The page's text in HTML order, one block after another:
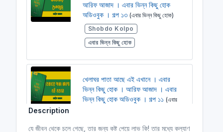
আরিফ আজাদ । এবার ভিন্ন কিছু হোক
অডিওবুক । গল্প ১৩ (এবার ভিন্ন কিছু হোক)
Shobdo Kolpo
এবার ভিন্ন কিছু হোক
খেলাঘর পাতা আছে এই এখানে । এবার
ভিন্ন কিছু হোক । আরিফ আজাদ । এবার
ভিন্ন কিছু হোক অডিওবুক । গল্প ১১ (এবার
Description
যে জীবন থেকে চলে গেছে, তার জন্য কষ্ট পেয়ে লাভ কি! তার মধ্যে কল্যাণ